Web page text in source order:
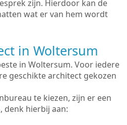
zijn. Hierdoor kan de
wat er van hem wordt
in Woltersum
in Woltersum. Voor iedere
geschikte architect gekozen
te kiezen, zijn er een
denk hierbij aan: